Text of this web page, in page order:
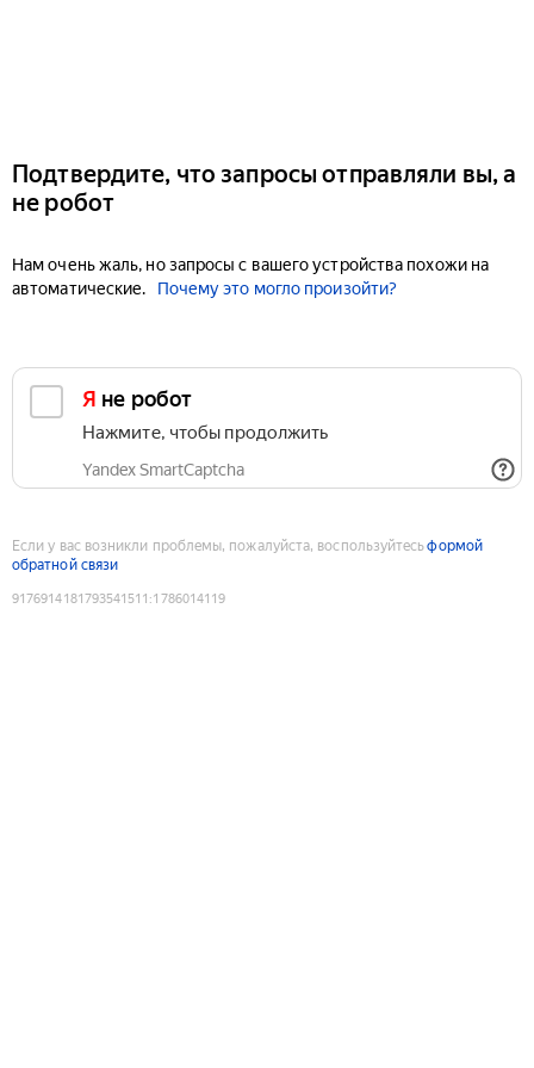
Подтвердите, что запросы отправляли вы, а
не робот
Нам очень жаль, но запросы с вашего устройства похожи на
автоматические.
Почему это могло произойти?
Я не робот
Нажмите, чтобы продолжить
Yandex SmartCaptcha
Если у вас возникли проблемы, пожалуйста, воспользуйтесьформой
обратной связи
9176914181793541511 :1786014119